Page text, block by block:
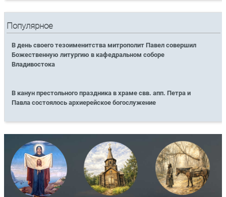
Популярное
В день своего тезоименитства митрополит Павел совершил
Божественную литургию в кафедральном соборе
Владивостока
В канун престольного праздника в храме свв. апп. Петра и
Павла состоялось архиерейское богослужение